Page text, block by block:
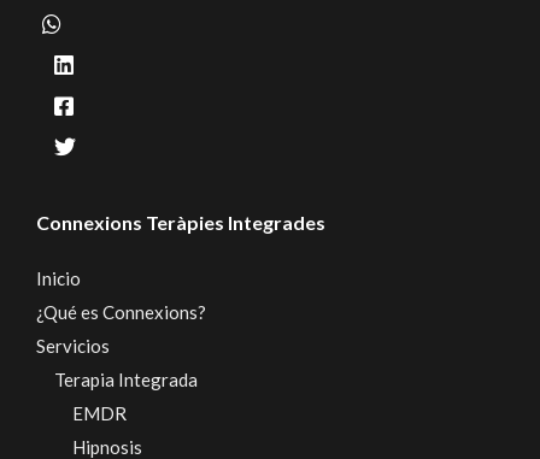
Connexions Teràpies Integrades
Inicio
¿Qué es Connexions?
Servicios
Terapia Integrada
EMDR
Hipnosis